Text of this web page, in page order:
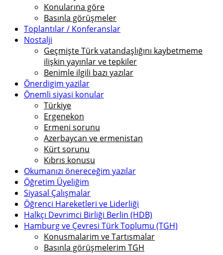
Konularına göre
Basınla görüşmeler
Toplantılar / Konferanslar
Nostalji
Geçmişte Türk vatandaşlığını kaybetmeme
ilişkin yayınlar ve tepkiler
Benimle ilgili bazı yazılar
Önerdigim yazilar
Önemli siyasi konular
Türkiye
Ergenekon
Ermeni sorunu
Azerbaycan ve ermenistan
Kürt sorunu
Kıbrıs konusu
Okumanızı önereceğim yazılar
Öğretim Üyeliğim
Siyasal Çalışmalar
Öğrenci Hareketleri ve Liderliği
Halkçı Devrimci Birliği Berlin (HDB)
Hamburg ve Çevresi Türk Toplumu (TGH)
Konusmalarim ve Tartısmalar
Basınla görüşmelerim TGH